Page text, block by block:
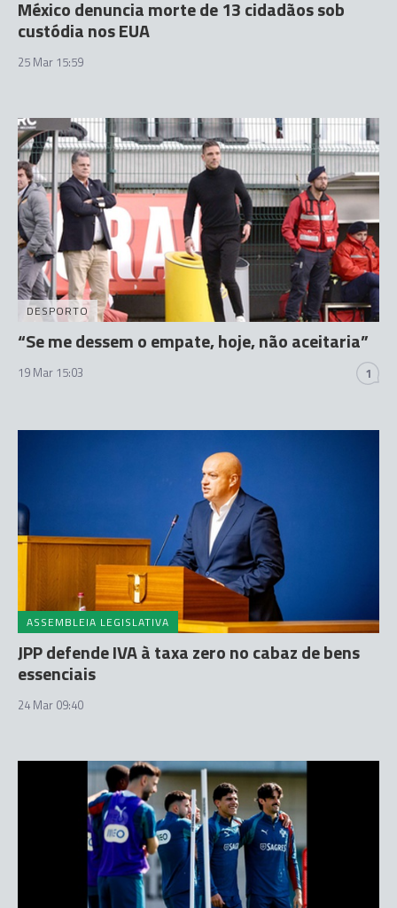
México denuncia morte de 13 cidadãos sob
custódia nos EUA
25 Mar 15:59
DESPORTO
“Se me dessem o empate, hoje, não aceitaria”
19 Mar 15:03 1
ASSEMBLEIA LEGISLATIVA
JPP defende IVA à taxa zero no cabaz de bens
essenciais
24 Mar 09:40